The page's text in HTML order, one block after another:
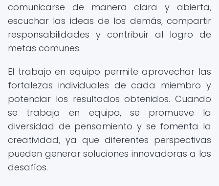
comunicarse de manera clara y abierta,
escuchar las ideas de los demás, compartir
responsabilidades y contribuir al logro de
metas comunes.
El trabajo en equipo permite aprovechar las
fortalezas individuales de cada miembro y
potenciar los resultados obtenidos. Cuando
se trabaja en equipo, se promueve la
diversidad de pensamiento y se fomenta la
creatividad, ya que diferentes perspectivas
pueden generar soluciones innovadoras a los
desafíos.